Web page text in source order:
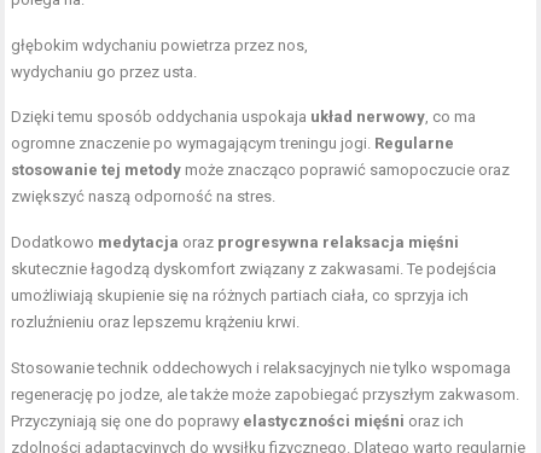
głębokim wdychaniu powietrza przez nos,
wydychaniu go przez usta.
Dzięki temu sposób oddychania uspokaja układ nerwowy , co ma
ogromne znaczenie po wymagającym treningu jogi. Regularne
stosowanie tej metody może znacząco poprawić samopoczucie oraz
zwiększyć naszą odporność na stres.
Dodatkowo medytacja oraz progresywna relaksacja mięśni
skutecznie łagodzą dyskomfort związany z zakwasami. Te podejścia
umożliwiają skupienie się na różnych partiach ciała, co sprzyja ich
rozluźnieniu oraz lepszemu krążeniu krwi.
Stosowanie technik oddechowych i relaksacyjnych nie tylko wspomaga
regenerację po jodze, ale także może zapobiegać przyszłym zakwasom.
Przyczyniają się one do poprawy elastyczności mięśni oraz ich
zdolności adaptacyjnych do wysiłku fizycznego. Dlatego warto regularnie